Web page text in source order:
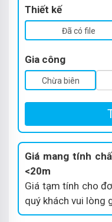
Thiết kế
Đã có file
Gia công
Chừa biên
Giá mang tính
<20m
Giá tạm tính cho
quý khách vui lòng